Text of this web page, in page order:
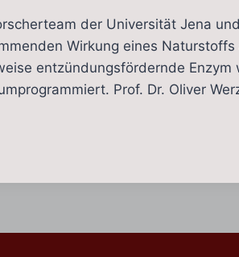
der Universität Jena
Wirkung eines
entzündungsfördernde
Prof. Dr. Oliver